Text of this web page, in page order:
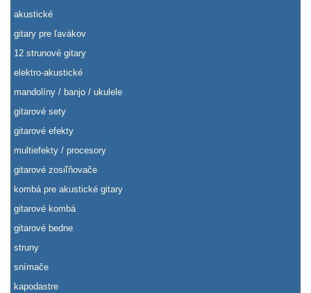
akustické
gitary pre ľavákov
12 strunové gitary
elektro-akustické
mandolíny / banjo / ukulele
gitarové sety
gitarové efekty
multiefekty / procesory
gitarové zosiľňovače
kombá pre akustické gitary
gitarové kombá
gitarové bedne
struny
snímače
kapodastre